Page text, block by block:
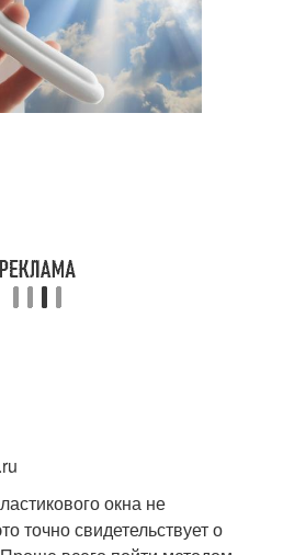
окна не
точно свидетельствует о